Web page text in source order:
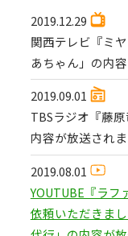
2019.12.29
関西テレビ『ミ
あちゃん」の内
2019.09.01
TBSラジオ『藤
内容が放送されま
2019.08.01
YOUTUBE『ラ
依頼いただきま